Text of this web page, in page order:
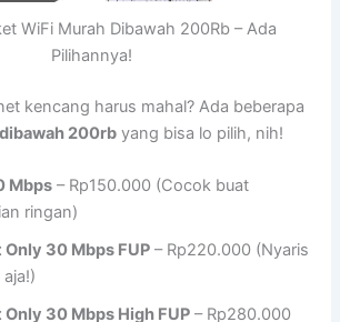
WiFi Murah Dibawah 200Rb – Ada
Pilihannya!
kencang harus mahal? Ada beberapa
200rb yang bisa lo pilih, nih!
Mbps – Rp150.000 (Cocok buat
ringan)
30 Mbps FUP – Rp220.000 (Nyaris
30 Mbps High FUP – Rp280.000